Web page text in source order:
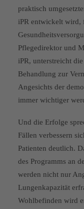
praktisch
iPR entwickelt wird,
Pflegedirektor und
iPR, unterstreicht
Behandlung zur
Angesichts der
immer wichtiger
Und die Erfolge
Fällen verbessern
Patienten deutlich.
des Programms an
werden nicht nur
Lungenkapazität
Wohlbefinden wird